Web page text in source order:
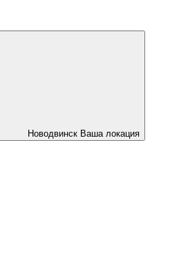
Новодвинск Ваша локация